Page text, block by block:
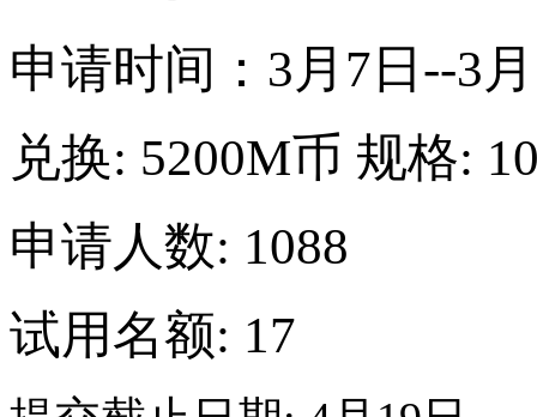
申请时间：3月7日--3
兑换: 5200M币 规格:
申请人数: 1088
试用名额: 17